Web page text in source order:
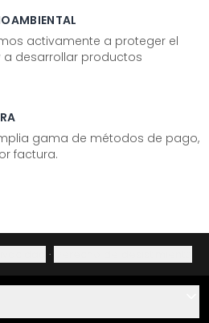
activamente a proteger el
desarrollar productos
gama de métodos de pago,
factura.
·